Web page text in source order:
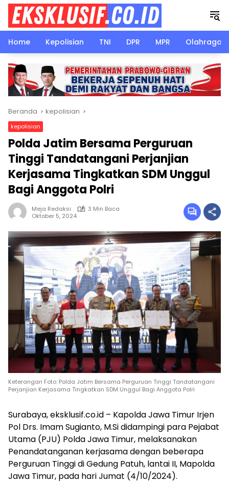
Langsung
konten
Home
Kepolisian TNI DPR MPR Olahraga
Beranda kepolisian
kepolisian
Polda Jatim Bersama Perguruan
Tinggi Tandatangani Perjanjian
Kerjasama Tingkatkan SDM Unggul
Bagi Anggota Polri
Meja Redaksi
3 Min Baca
Oktober 5, 2024
Keterangan Foto: Polda Jatim Bersama Perguruan Tinggi Tandatangani
Perjanjian Kerjasama Tingkatkan SDM Unggul Bagi Anggota Polri
Surabaya, eksklusif.co.id – Kapolda Jawa Timur Irjen
Pol Drs. Imam Sugianto, M.Si didampingi para Pejabat
Utama (PJU) Polda Jawa Timur, melaksanakan
Penandatanganan kerjasama dengan beberapa
Perguruan Tinggi di Gedung Patuh, lantai II, Mapolda
Jawa Timur, pada hari Jumat (4/10/2024).